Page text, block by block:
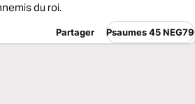
du roi.
Partager Psaumes 45 NEG79